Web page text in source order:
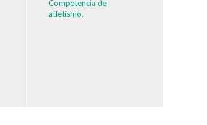
Competencia de
atletismo.